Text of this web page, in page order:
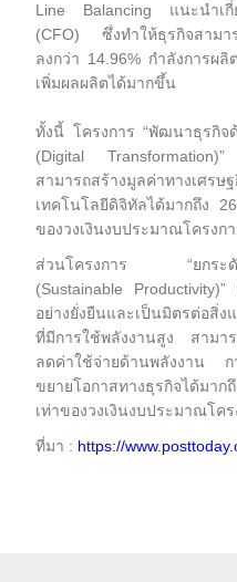
Line Balancing แนะนำเกี่
(CFO) ซึ่งทำให้ธุรกิจสามา
ลงกว่า 14.96% กำลังการผ
เพิ่มผลผลิตได้มากขึ้น
ทั้งนี้ โครงการ “พัฒนาธุรกิจ
(Digital
สามารถสร้างมูลค่าทางเศรษ
เทคโนโลยีดิจิทัลได้มากถึง
ของวงเงินงบประมาณโครงก
ส่วนโครงการ “ยกระดับ
(Sustainable
อย่างยั่งยืนและเป็นมิตรต่อสิ่
ที่มีการใช้พลังงานสูง สามาร
ลดค่าใช้จ่ายด้านพลังงาน
ขยายโอกาสทางธุรกิจได้มา
เท่าของวงเงินงบประมาณโคร
ที่มา : https://